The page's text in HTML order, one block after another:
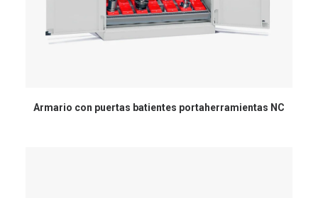
Armario con puertas batientes portaherramientas NC